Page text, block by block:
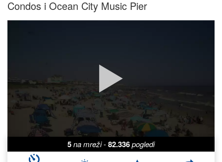
Condos i Ocean City Music Pier
5na mreži-82.336pogledi